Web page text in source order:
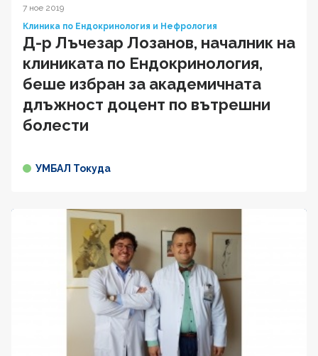
7 ное 2019
Клиника по Ендокринология и Нефрология
Д-р Лъчезар Лозанов, началник на
клиниката по Ендокринология,
беше избран за академичната
длъжност доцент по вътрешни
болести
УМБАЛ Токуда